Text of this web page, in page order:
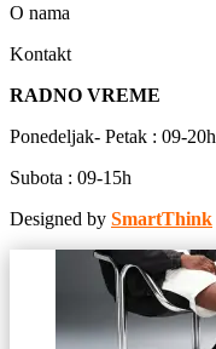
O nama
Kontakt
RADNO VREME
Ponedeljak- Petak : 09-20h
Subota : 09-15h
Designed by SmartThink